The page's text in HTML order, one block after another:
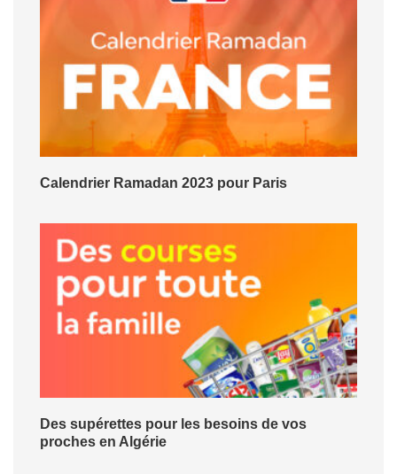
Calendrier Ramadan 2023 pour Paris
Des supérettes pour les besoins de vos
proches en Algérie